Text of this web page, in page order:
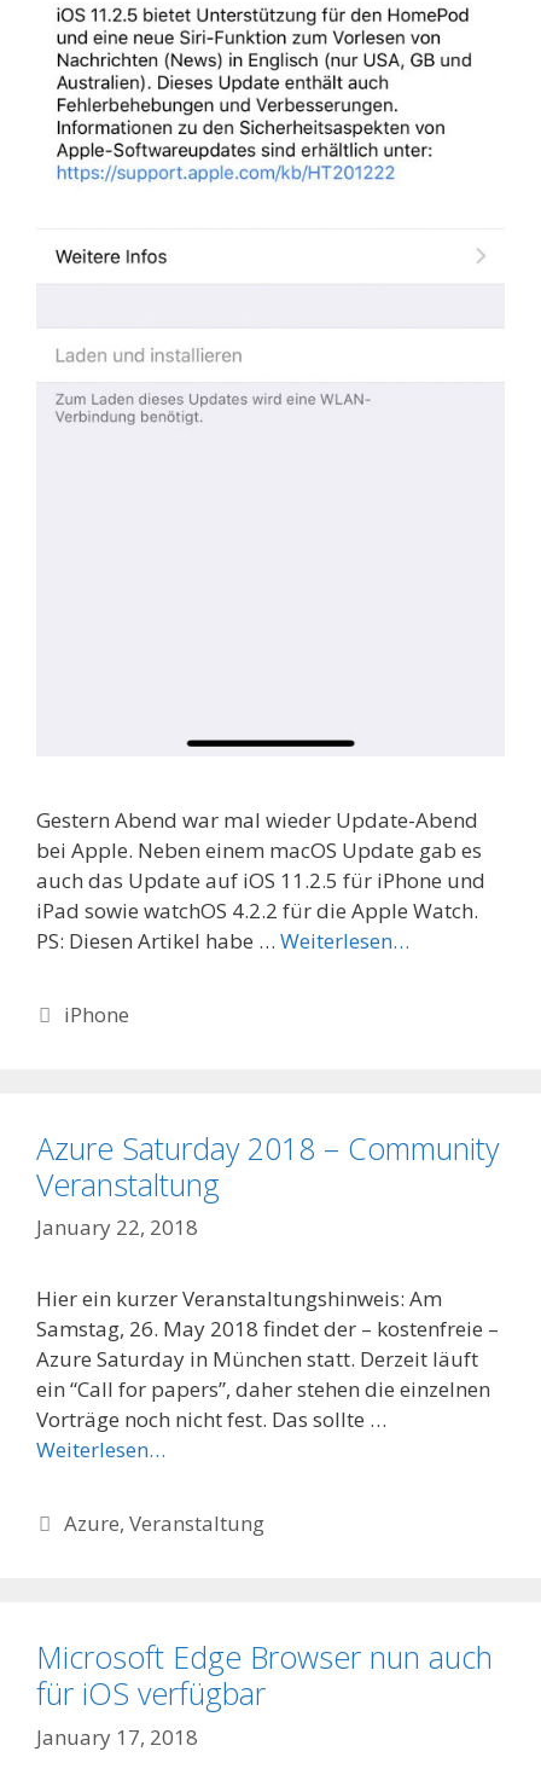
Gestern Abend war mal wieder Update-Abend
bei Apple. Neben einem macOS Update gab es
auch das Update auf iOS 11.2.5 für iPhone und
iPad sowie watchOS 4.2.2 für die Apple Watch.
PS: Diesen Artikel habe … Weiterlesen…
Categories
iPhone
Azure Saturday 2018 – Community
Veranstaltung
January 22, 2018
Hier ein kurzer Veranstaltungshinweis: Am
Samstag, 26. May 2018 findet der – kostenfreie –
Azure Saturday in München statt. Derzeit läuft
ein “Call for papers”, daher stehen die einzelnen
Vorträge noch nicht fest. Das sollte …
Weiterlesen…
Categories
Azure,Veranstaltung
Microsoft Edge Browser nun auch
für iOS verfügbar
January 17, 2018